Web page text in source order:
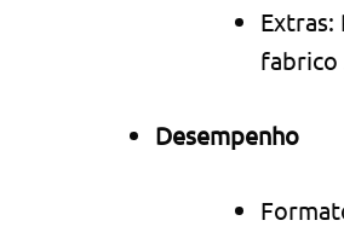
Extras:
fabrico
Desempenho